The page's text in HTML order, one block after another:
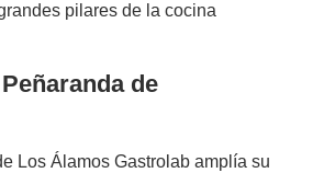
pilares de la cocina
de
Los Álamos Gastrolab amplía su